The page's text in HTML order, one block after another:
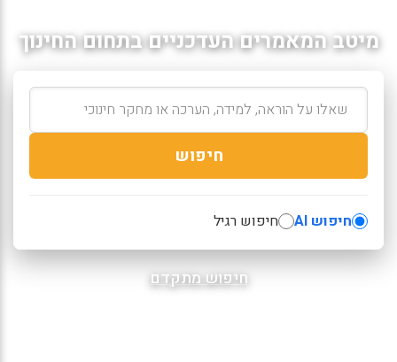
מיטב המאמרים העדכניים בתחום החינוך
חיפוש
חיפוש AI חיפוש רגיל
חיפוש מתקדם